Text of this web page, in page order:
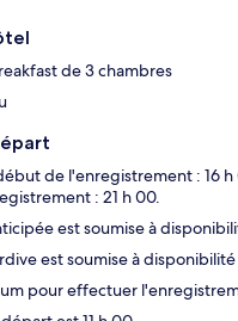
de 3 chambres
de l'enregistrement : 16
: 21 h 00.
est soumise à
est soumise à disponibilité
pour effectuer